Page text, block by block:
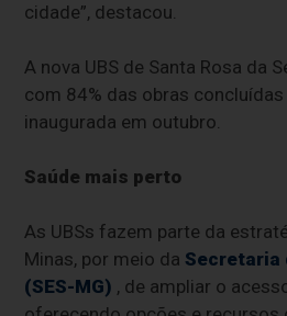
cidade”, destacou.
A nova UBS de Santa Rosa da
com 84% das obras concluídas
inaugurada em outubro.
Saúde mais perto
As UBSs fazem parte da
Minas, por meio da Secretaria
(SES-MG) , de ampliar o